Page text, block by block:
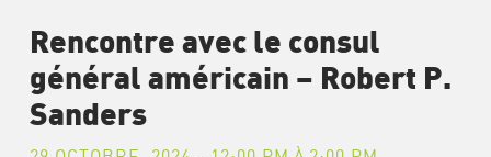
Rencontre avec le consul
général américain – Robert P.
Sanders